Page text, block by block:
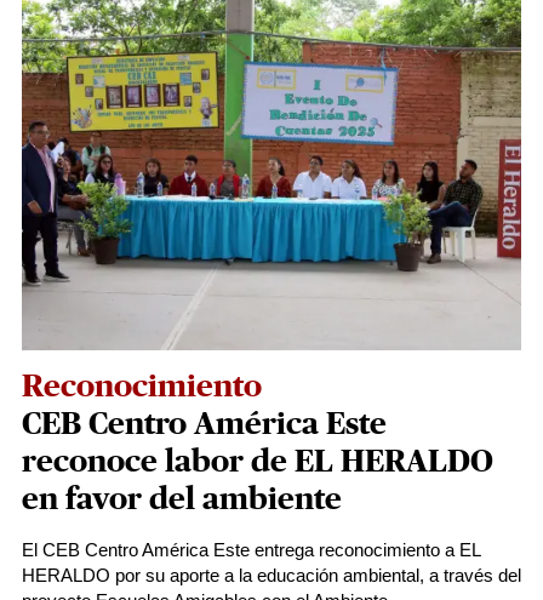
Reconocimiento
CEB Centro América Este
reconoce labor de EL HERALDO
en favor del ambiente
El CEB Centro América Este entrega reconocimiento a EL
HERALDO por su aporte a la educación ambiental, a través del